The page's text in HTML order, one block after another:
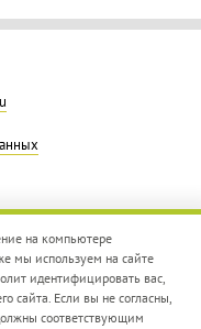
на компьютере
мы используем на сайте
идентифицировать вас,
сайта. Если вы не согласны,
соответствующим